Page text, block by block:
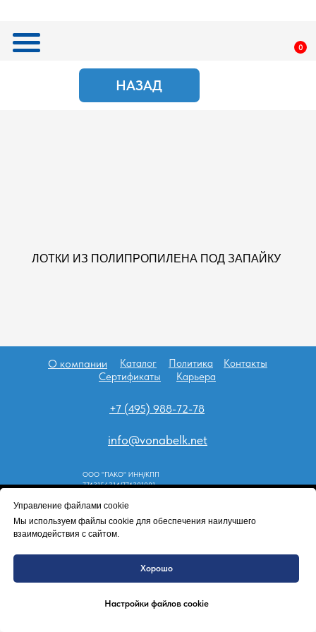
ПОИСК
Управление файлами cookie
Мы используем файлы cookie для обеспечения наилучшего
взаимодействия с сайтом.
Хорошо
Настройки файлов cookie
ЛОТКИ ИЗ ПОЛИПРОПИЛЕНА ПОД ЗАПАЙКУ
О компании
Карьера
Контакты
Сертификаты
Каталог Политика
+7 (495) 988-72-78
info@vonabelk.net
ООО "ПАКО" ИНН/КПП
7743156314/774301001
Made on